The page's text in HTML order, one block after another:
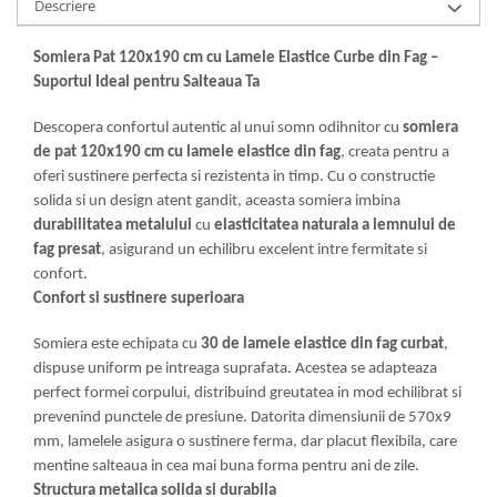
Mese gradinita
Scaune gradinita
Set mese si scaune gradinita
Mobila camera copii
Scaune birou pentru copii
Saltele patuturi copii
Paturi copii
Masa si scaune gradinita
Seturi comode living si dormitor
Descriere
Somiera Pat 120x190 cm cu Lamele Elastice Curbe din Fag –
Suportul Ideal pentru Salteaua Ta
Descopera confortul autentic al unui somn odihnitor cu somiera
de pat 120x190 cm cu lamele elastice din fag, creata pentru a
oferi sustinere perfecta si rezistenta in timp. Cu o constructie
solida si un design atent gandit, aceasta somiera imbina
durabilitatea metalului cu elasticitatea naturala a lemnului de
fag presat, asigurand un echilibru excelent intre fermitate si
confort.
Confort si sustinere superioara
Somiera este echipata cu 30 de lamele elastice din fag curbat,
dispuse uniform pe intreaga suprafata. Acestea se adapteaza
perfect formei corpului, distribuind greutatea in mod echilibrat si
prevenind punctele de presiune. Datorita dimensiunii de 570x9
mm, lamelele asigura o sustinere ferma, dar placut flexibila, care
mentine salteaua in cea mai buna forma pentru ani de zile.
Structura metalica solida si durabila